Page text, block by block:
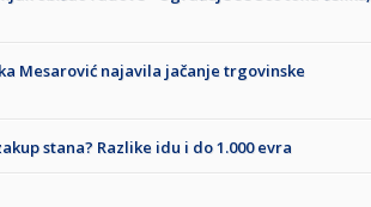
Mesarović najavila jačanje trgovinske
stana? Razlike idu i do 1.000 evra